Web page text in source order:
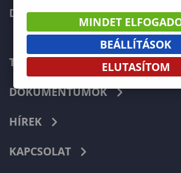
DOKTORI ISKOLA
TELEFONKÖNYV
DOKUMENTUMOK
HÍREK
KAPCSOLAT
MINDET
BEÁLLÍTÁSOK
ELUTASÍTOM